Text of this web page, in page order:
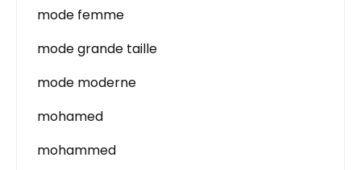
mode femme
mode grande taille
mode moderne
mohamed
mohammed